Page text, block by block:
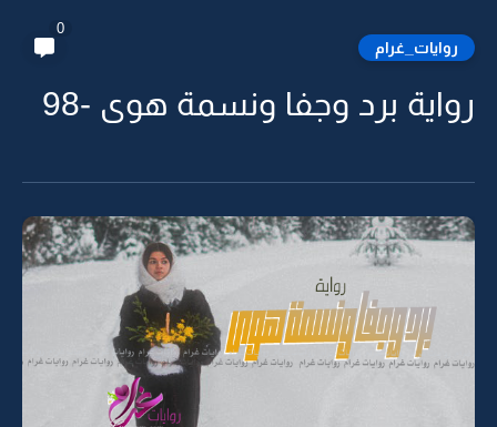
روايات_غرام
0
رواية برد وجفا ونسمة هوى -98